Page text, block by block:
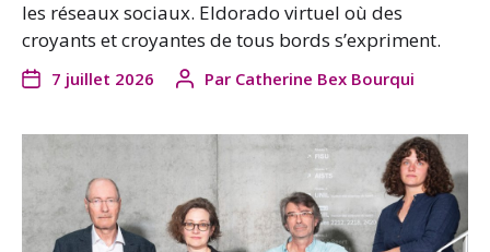
les réseaux sociaux. Eldorado virtuel où des
croyants et croyantes de tous bords s’expriment.
7 juillet 2026 Par Catherine Bex Bourqui